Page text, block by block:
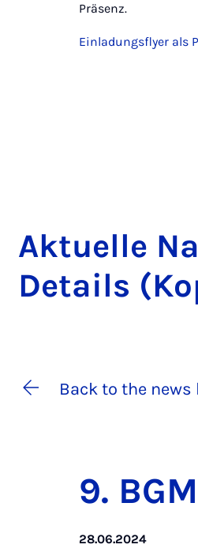
Präsenz.
Einladungsflyer als
Ak­tuelle
De­tails
Back to the
9.
28.06.2024